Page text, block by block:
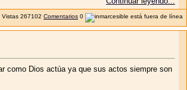
Vistas 267102 Comentarios 0
como Dios actúa ya que sus actos siempre son